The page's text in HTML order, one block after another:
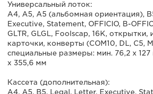
Универсальный лоток:
A4, A5, A5 (альбомная ориентация),
Executive, Statement, OFFICIO, B-
GLTR, GLGL, Foolscap, 16K, открытки,
карточки, конверты (COM10, DL, C5,
специальные размеры: мин. 76,2 x 127
х 355,6 мм
Кассета (дополнительная):
A4, A5, B5, Legal, Letter, Executive,